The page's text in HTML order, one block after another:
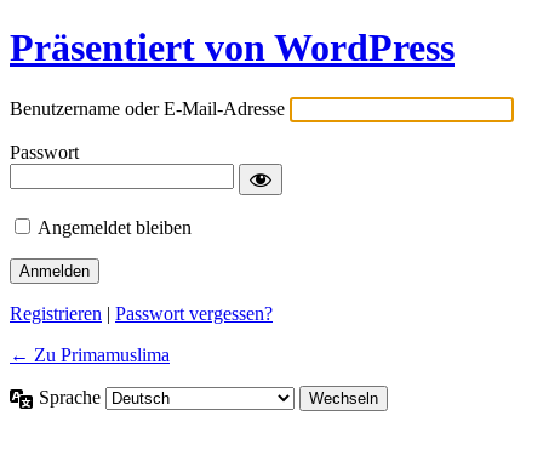
Präsentiert von WordPress
Benutzername oder E-Mail-Adresse
Passwort
Angemeldet bleiben
Registrieren | Passwort vergessen?
← Zu Primamuslima
Sprache